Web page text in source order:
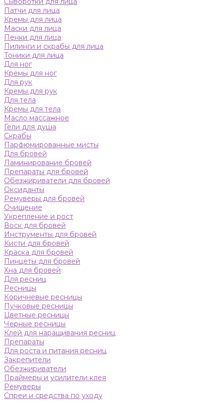
Патчи для лица
Кремы для лица
Маски для лица
Пенки для лица
Пилинги и скрабы для лица
Тоники для лица
Для ног
Кремы для ног
Для рук
Кремы для рук
Для тела
Кремы для тела
Масло массажное
Гели для душа
Скрабы
Парфюмированные мисты
Для бровей
Ламинирование бровей
Препараты для бровей
Обезжириватели для бровей
Оксиданты
Ремуверы для бровей
Очищение
Укрепление и рост
Воск для бровей
Инструменты для бровей
Кисти для бровей
Краска для бровей
Пинцеты для бровей
Хна для бровей
Для ресниц
Ресницы
Коричневые ресницы
Пучковые ресницы
Цветные ресницы
Черные ресницы
Клей для наращивания ресниц
Препараты
Для роста и питания ресниц
Закрепители
Обезжириватели
Праймеры и усилители клея
Ремуверы
Спреи и средства по уходу